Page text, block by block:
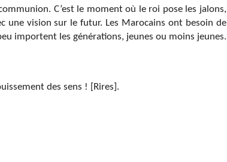
C’est le moment où le roi pose les jalons,
une vision sur le futur. Les Marocains ont besoin de
importent les générations, jeunes ou moins jeunes.
des sens ! [Rires].